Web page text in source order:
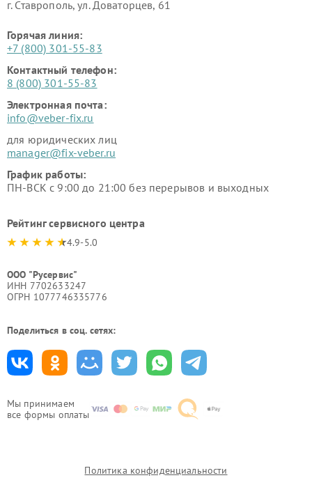
Мы принимаем
все формы оплаты
г. Ставрополь, ул. Доваторцев, 61
Горячая линия:
+7 (800) 301-55-83
Контактный телефон:
8 (800) 301-55-83
Электронная почта:
info@veber-fix.ru
для юридических лиц
manager@fix-veber.ru
График работы:
ПН-ВСК с 9:00 до 21:00 без перерывов и выходных
Рейтинг сервисного центра
4.9-5.0
ООО "Русервис"
ИНН 7702633247
ОГРН 1077746335776
Поделиться в соц. сетях:
Политика конфиденциальности